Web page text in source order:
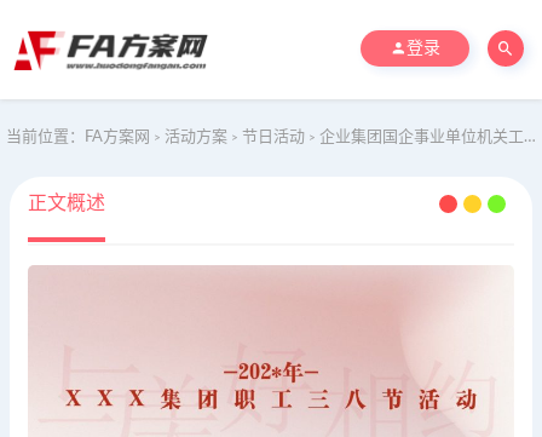
登录
当前位置： FA方案网 > 活动方案 > 节日活动 > 企业集团国企事业单位机关工会团建职工三八女神节妇女节活动
正文概述